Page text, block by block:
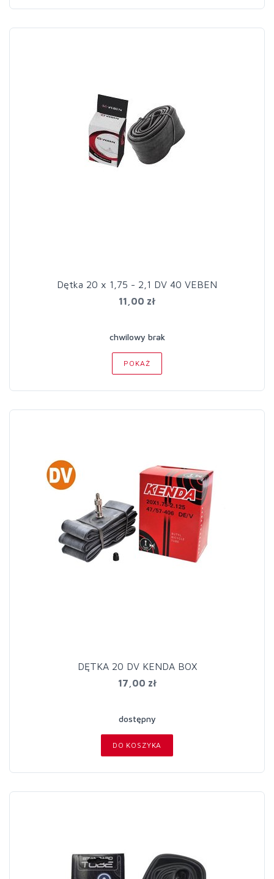
Dętka 20 x 1,75 - 2,1 DV 40 VEBEN
11,00 zł
chwilowy brak
POKAŻ
DĘTKA 20 DV KENDA BOX
17,00 zł
dostępny
DO KOSZYKA